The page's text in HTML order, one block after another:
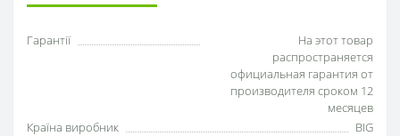
Гарантії
На этот товар
распространяется
официальная гарантия от
производителя сроком 12
месяцев
Країна виробник
BIG